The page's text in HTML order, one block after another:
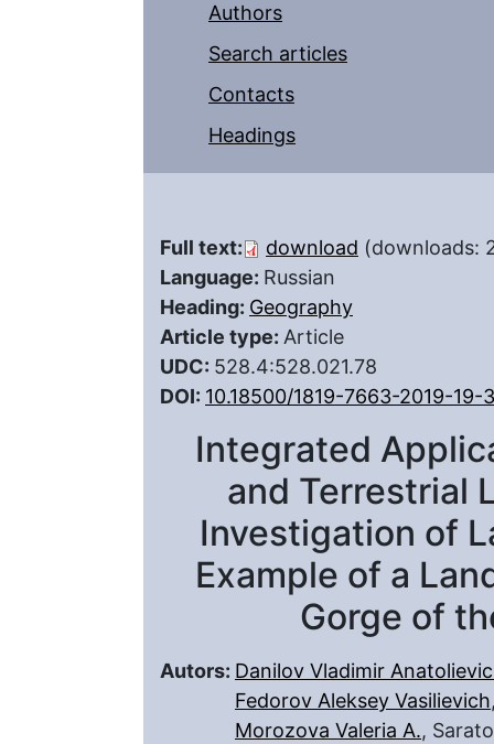
Authors
Search articles
Contacts
Headings
Full text: download (downloads:
Language: Russian
Heading: Geography
Article type: Article
UDC: 528.4:528.021.78
DOI: 10.18500/1819-7663-2019-19-
Integrated
and Terrestrial
Investigation of
Example of a
Gorge of
Autors: Danilov Vladimir
Fedorov Aleksey Vasilievich
Morozova Valeria A.,